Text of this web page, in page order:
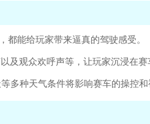
能给玩家带来逼真的驾驶感受。
观众欢呼声等，让玩家沉浸在赛
种天气条件将影响赛车的操控和